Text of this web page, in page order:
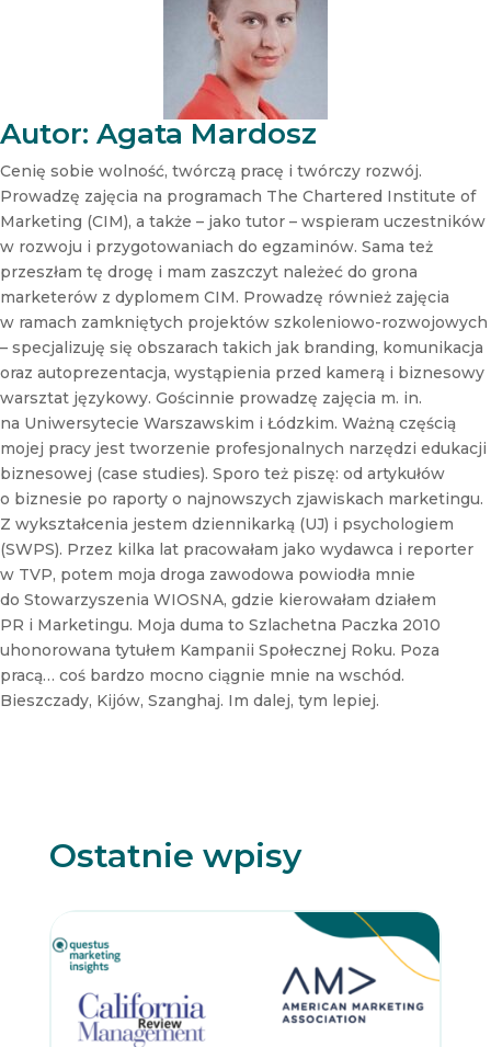
e
w
s
l
e
t
t
e
r
N
e
w
s
l
e
t
t
e
r
Autor: Agata Mardosz
Cenię sobie wolność, twórczą pracę i twórczy rozwój.
Prowadzę zajęcia na programach The Chartered Institute of
Marketing (CIM), a także – jako tutor – wspieram uczestników
w rozwoju i przygotowaniach do egzaminów. Sama też
przeszłam tę drogę i mam zaszczyt należeć do grona
marketerów z dyplomem CIM. Prowadzę również zajęcia
w ramach zamkniętych projektów szkoleniowo-rozwojowych
– specjalizuję się obszarach takich jak branding, komunikacja
oraz autoprezentacja, wystąpienia przed kamerą i biznesowy
warsztat językowy. Gościnnie prowadzę zajęcia m. in.
na Uniwersytecie Warszawskim i Łódzkim. Ważną częścią
mojej pracy jest tworzenie profesjonalnych narzędzi edukacji
biznesowej (case studies). Sporo też piszę: od artykułów
o biznesie po raporty o najnowszych zjawiskach marketingu.
Z wykształcenia jestem dziennikarką (UJ) i psychologiem
(SWPS). Przez kilka lat pracowałam jako wydawca i reporter
w TVP, potem moja droga zawodowa powiodła mnie
do Stowarzyszenia WIOSNA, gdzie kierowałam działem
PR i Marketingu. Moja duma to Szlachetna Paczka 2010
uhonorowana tytułem Kampanii Społecznej Roku. Poza
pracą… coś bardzo mocno ciągnie mnie na wschód.
Bieszczady, Kijów, Szanghaj. Im dalej, tym lepiej.
Ostatnie wpisy